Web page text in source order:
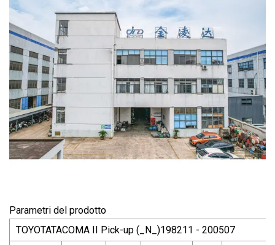
Parametri del prodotto
TOYOTATACOMA II Pick-up (_N_)198211 - 200507